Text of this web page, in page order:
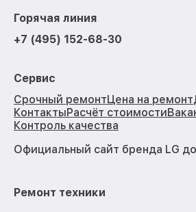
Горячая линия
+7 (495) 152-68-30
Сервис
Срочный ремонтЦена на ремонт
КонтактыРасчёт стоимости
Контроль качества
Официальный сайт бренда LG
Ремонт техники